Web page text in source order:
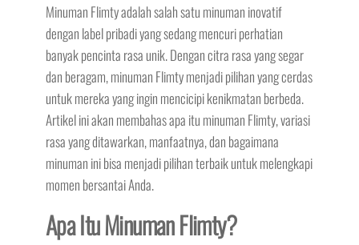
Minuman Flimty adalah salah satu minuman inovatif
dengan label pribadi yang sedang mencuri perhatian
banyak pencinta rasa unik. Dengan citra rasa yang segar
dan beragam, minuman Flimty menjadi pilihan yang cerdas
untuk mereka yang ingin mencicipi kenikmatan berbeda.
Artikel ini akan membahas apa itu minuman Flimty, variasi
rasa yang ditawarkan, manfaatnya, dan bagaimana
minuman ini bisa menjadi pilihan terbaik untuk melengkapi
momen bersantai Anda.
Apa Itu Minuman Flimty?